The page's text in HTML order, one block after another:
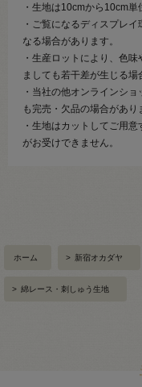
・生地は10cmから10cm単
・ご覧になるディスプレ
なる場合があります。
・生産ロットにより、色
ましても若干差が生じる場
・当社の他オンラインシ
も完売・欠品の場合があり
・生地はカットしてご用
がお受けできません。
ホーム > 新宿オカダヤ
> 綿レース・刺しゅう生地